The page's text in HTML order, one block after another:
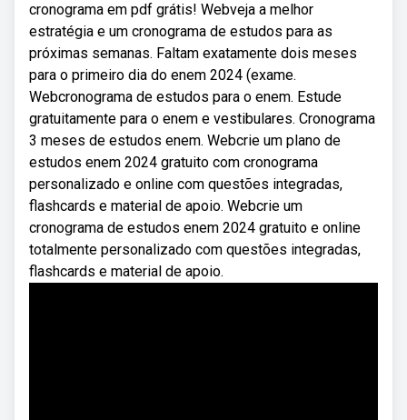
cronograma em pdf grátis! Webveja a melhor
estratégia e um cronograma de estudos para as
próximas semanas. Faltam exatamente dois meses
para o primeiro dia do enem 2024 (exame.
Webcronograma de estudos para o enem. Estude
gratuitamente para o enem e vestibulares. Cronograma
3 meses de estudos enem. Webcrie um plano de
estudos enem 2024 gratuito com cronograma
personalizado e online com questões integradas,
flashcards e material de apoio. Webcrie um
cronograma de estudos enem 2024 gratuito e online
totalmente personalizado com questões integradas,
flashcards e material de apoio.